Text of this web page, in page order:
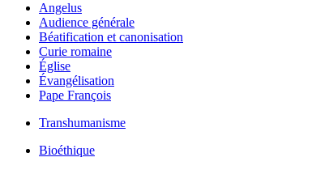
Angelus
Audience générale
Béatification et canonisation
Curie romaine
Église
Évangélisation
Pape François
Transhumanisme
Bioéthique